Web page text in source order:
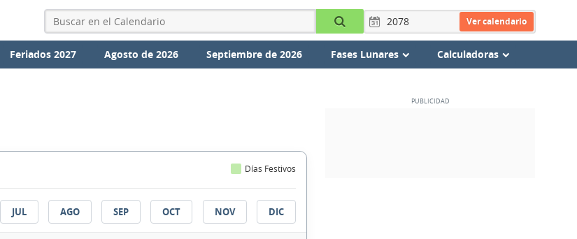
Ver calendario
Feriados 2027 Agosto de 2026 Septiembre de 2026 Fases Lunares Calculadoras
Días Festivos
JUL AGO SEP OCT NOV DIC